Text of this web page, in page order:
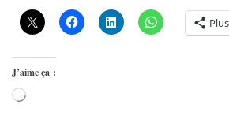
Plus
J’aime ça :
Chargement…